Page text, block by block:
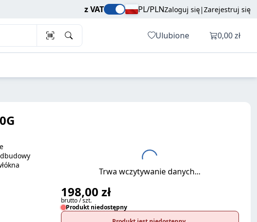
z VAT PL/PLNZaloguj się|Zarejestruj się
Ulubione Otwórz
0,00 zł
brutto / szt. Dodaj do koszyka
Trwa wczytywanie danych...
198,00 zł
brutto / szt.
Produkt niedostępny